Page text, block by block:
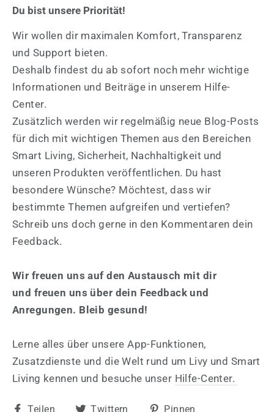
Du bist unsere Priorität!
Wir wollen dir maximalen Komfort, Transparenz
und Support bieten.
Deshalb findest du ab sofort noch mehr wichtige
Informationen und Beiträge in unserem Hilfe-
Center.
Zusätzlich werden wir regelmäßig neue Blog-Posts
für dich mit wichtigen Themen aus den Bereichen
Smart Living, Sicherheit, Nachhaltigkeit und
unseren Produkten veröffentlichen. Du hast
besondere Wünsche? Möchtest, dass wir
bestimmte Themen aufgreifen und vertiefen?
Schreib uns doch gerne in den Kommentaren dein
Feedback.
Wir freuen uns auf den Austausch mit dir
und freuen uns über dein Feedback und
Anregungen. Bleib gesund!
Lerne alles über unsere App-Funktionen,
Zusatzdienste und die Welt rund um Livy und Smart
Living kennen und besuche unser Hilfe-Center.
Teilen
Auf
Twittern
Auf
Pinnen